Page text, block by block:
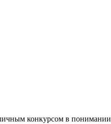
конкурсом в понимании